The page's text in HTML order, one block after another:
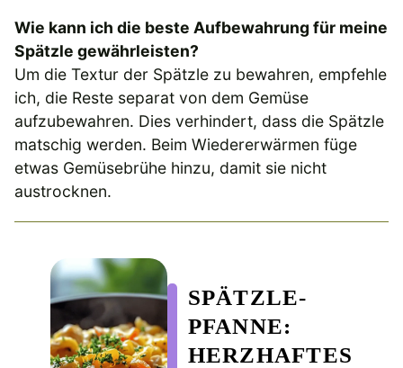
Wie kann ich die beste Aufbewahrung für meine
Spätzle gewährleisten?
Um die Textur der Spätzle zu bewahren, empfehle
ich, die Reste separat von dem Gemüse
aufzubewahren. Dies verhindert, dass die Spätzle
matschig werden. Beim Wiedererwärmen füge
etwas Gemüsebrühe hinzu, damit sie nicht
austrocknen.
SPÄTZLE-
PFANNE:
HERZHAFTES